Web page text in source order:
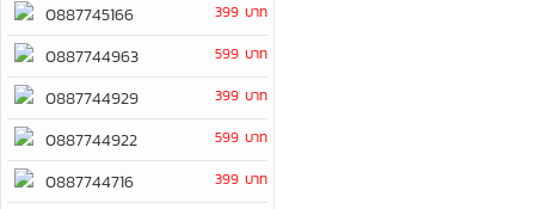
0887745166 399 บาท
0887744963 599 บาท
0887744929 399 บาท
0887744922 599 บาท
0887744716 399 บาท